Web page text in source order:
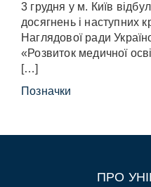
3 грудня у м. Київ
досягнень і наступних
Наглядової ради
«Розвиток медичної
[…]
Позначки
ПРО